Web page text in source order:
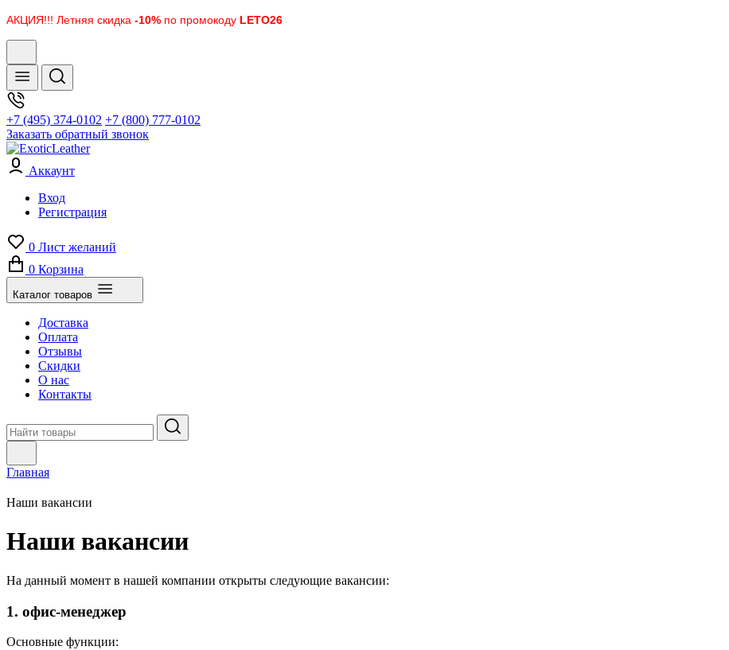
АКЦИЯ!!! Летняя скидка -10% по промокоду LETO26
+7 (495) 374-0102 +7 (800) 777-0102
Заказать обратный звонок
Аккаунт
Вход
Регистрация
0 Лист желаний
0 Корзина
Каталог товаров
Доставка
Оплата
Отзывы
Скидки
О нас
Контакты
Главная
Наши вакансии
Наши вакансии
На данный момент в нашей компании открыты следующие вакансии:
1. офис-менеджер
Основные функции: